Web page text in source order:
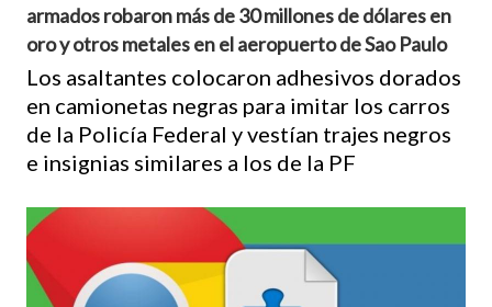
armados robaron más de 30 millones de dólares en
oro y otros metales en el aeropuerto de Sao Paulo
Los asaltantes colocaron adhesivos dorados
en camionetas negras para imitar los carros
de la Policía Federal y vestían trajes negros
e insignias similares a los de la PF